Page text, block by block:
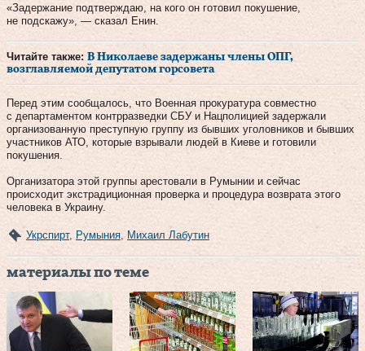
«Задержание подтверждаю, на кого он готовил покушение,
не подскажу», — сказал Енин.
Читайте также: В Николаеве задержаны члены ОПГ,
возглавляемой депутатом горсовета
Перед этим сообщалось, что Военная прокуратура совместно
с департаментом контрразведки СБУ и Нацполицией задержали
организованную преступную группу из бывших уголовников и бывших
участников АТО, которые взрывали людей в Киеве и готовили
покушения.
Организатора этой группы арестовали в Румынии и сейчас
происходит экстрадиционная проверка и процедура возврата этого
человека в Украину.
Укрспирт, Румыния Михаил Лабутин
материалы по теме